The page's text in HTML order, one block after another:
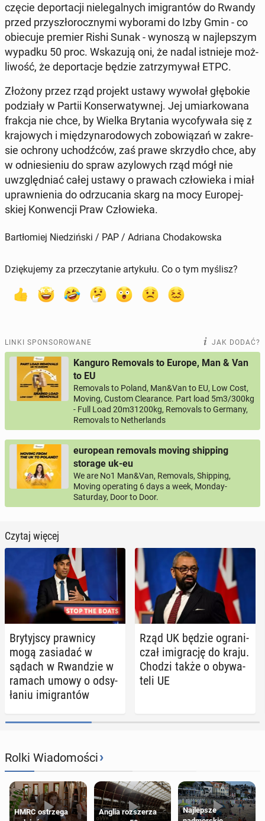
czę­cie de­por­ta­cji nie­le­gal­nych imi­gran­tów do Rwandy
przed przy­szło­rocz­ny­mi wy­bo­ra­mi do Izby Gmin - co
obie­cu­je premier Rishi Sunak - wynoszą w naj­lep­szym
wypadku 50 proc. Wska­zu­ją oni, że nadal ist­nie­je moż­
li­wość, że de­por­ta­cje będzie za­trzy­my­wał ETPC.
Złożony przez rząd projekt ustawy wywołał głę­bo­kie
po­dzia­ły w Partii Kon­ser­wa­tyw­nej. Jej umiar­ko­wa­na
frakcja nie chce, by Wielka Bry­ta­nia wy­co­fy­wa­ła się z
kra­jo­wych i mię­dzy­na­ro­do­wych zo­bo­wią­zań w za­kre­
sie ochrony uchodź­ców, zaś prawe skrzy­dło chce, aby
w od­nie­sie­niu do spraw azy­lo­wych rząd mógł nie
uwzględ­niać całej ustawy o prawach czło­wie­ka i miał
upraw­nie­nia do od­rzu­ca­nia skarg na mocy Eu­ro­pej­
skiej Kon­wen­cji Praw Czło­wie­ka.
Bartłomiej Niedziński / PAP / Adriana Chodakowska
Dziękujemy za przeczytanie artykułu. Co o tym myślisz?
LINKI SPONSOROWANE JAK DODAĆ?
Kanguro Removals to Europe, Man & Van
to EU
Removals to Poland, Man&Van to EU, Low Cost,
Moving, Custom Clearance. Part load 5m3/300kg
- Full Load 20m31200kg, Removals to Germany,
Removals to Netherlands
european removals moving shipping
storage uk-eu
We are No1 Man&Van, Removals, Shipping,
Moving operating 6 days a week, Monday-
Saturday, Door to Door.
Czytaj więcej
Bry­tyj­scy praw­ni­cy
mogą za­sia­dać w
sądach w Rwan­dzie w
ramach umowy o od­sy­
ła­niu imi­gran­tów
Rząd UK będzie ogra­ni­
czał imi­gra­cję do kraju.
Chodzi także o oby­wa­
te­li UE
Rolki Wiadomości›
HMRC ostrzega
Anglia rozszerza
Najlepsze